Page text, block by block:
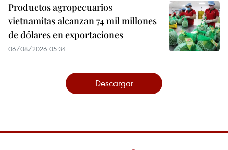
Productos agropecuarios
vietnamitas alcanzan 74 mil millones
de dólares en exportaciones
06/08/2026 05:34
Descargar